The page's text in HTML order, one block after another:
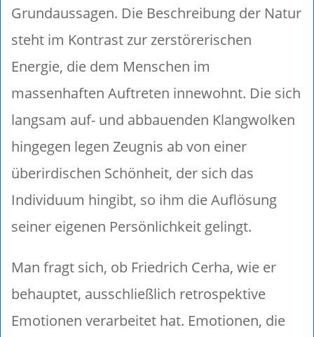
Grundaussagen. Die Beschreibung der Natur
steht im Kontrast zur zerstörerischen
Energie, die dem Menschen im
massenhaften Auftreten innewohnt. Die sich
langsam auf- und abbauenden Klangwolken
hingegen legen Zeugnis ab von einer
überirdischen Schönheit, der sich das
Individuum hingibt, so ihm die Auflösung
seiner eigenen Persönlichkeit gelingt.
Man fragt sich, ob Friedrich Cerha, wie er
behauptet, ausschließlich retrospektive
Emotionen verarbeitet hat. Emotionen, die